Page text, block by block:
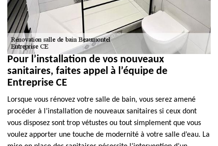
Pour l’installation de vos nouveaux
sanitaires, faites appel à l’équipe de
Entreprise CE
Lorsque vous rénovez votre salle de bain, vous serez amené
procéder à l’installation de nouveaux sanitaires si ceux dont
vous disposez sont trop vétustes ou tout simplement que vous
voulez apporter une touche de modernité à votre salle d’eau. La